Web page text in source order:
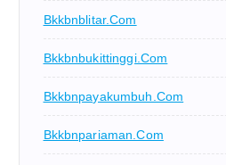
Bkkbnblitar.com
Bkkbnbukittinggi.com
Bkkbnpayakumbuh.com
Bkkbnpariaman.com